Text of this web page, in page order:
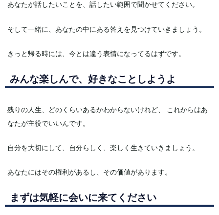
あなたが話したいことを、話したい範囲で聞かせてください。
そして一緒に、あなたの中にある答えを見つけていきましょう。
きっと帰る時には、今とは違う表情になってるはずです。
みんな楽しんで、好きなことしようよ
残りの人生、どのくらいあるかわからないけれど、 これからはあ
なたが主役でいいんです。
自分を大切にして、自分らしく、楽しく生きていきましょう。
あなたにはその権利があるし、その価値があります。
まずは気軽に会いに来てください